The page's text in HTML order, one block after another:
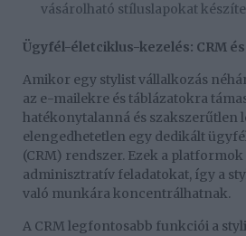
vásárolható stíluslapokat
Ügyfél-életciklus-kezelés: CRM
Amikor egy stylist vállalkozás
az e-mailekre és táblázatokra
hatékonytalanná és szakszerűtlen
elengedhetetlen egy dedikált
(CRM) rendszer. Ezek a
adminisztratív feladatokat, így a
való munkára koncentrálhatnak.
A CRM legfontosabb funkciói a